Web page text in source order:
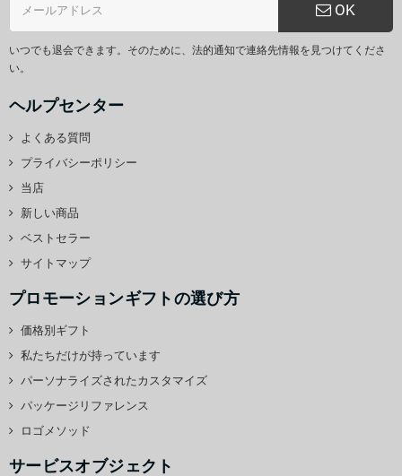
OK
いつでも退会できます。そのために、法的通知で連絡先情報を見つけてくださ
い。
ヘルプセンター
よくある質問
プライバシーポリシー
当店
新しい商品
ベストセラー
サイトマップ
プロモーションギフトの選び方
価格別ギフト
私たちだけが持っています
パーソナライズされたカスタマイズ
パッケージリファレンス
ロゴメソッド
サービスオブジェクト